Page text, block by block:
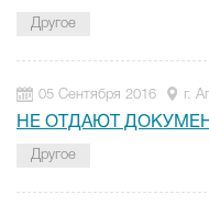
Другое
05 Сентября 2016 г.
НЕ ОТДАЮТ
Другое